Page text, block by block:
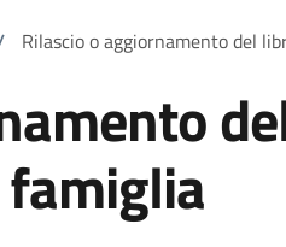
Rilascio o aggiornamento del